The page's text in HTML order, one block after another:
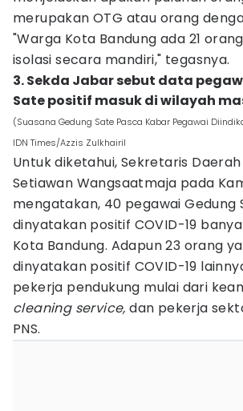
merupakan OTG atau orang
"Warga Kota Bandung ada 21
isolasi secara mandiri," tegasnya.
3. Sekda Jabar sebut data
Sate positif masuk di wilayah
(Suasana Gedung Sate Pasca Kabar Pegawai
IDN Times/Azzis Zulkhairil
Untuk diketahui, Sekretaris
Setiawan Wangsaatmaja pada
mengatakan, 40 pegawai Gedung
dinyatakan positif COVID-19
Kota Bandung. Adapun 23 orang
dinyatakan positif COVID-19
pekerja pendukung mulai dari
cleaning service, dan pekerja
PNS.